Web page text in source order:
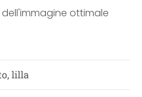
ottimale
lilla